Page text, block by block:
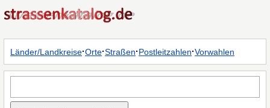
Länder/Landkreise·Orte·Straßen·Postleitzahlen·Vorwahlen